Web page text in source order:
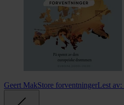
Geert MakStore forventningerLest av: